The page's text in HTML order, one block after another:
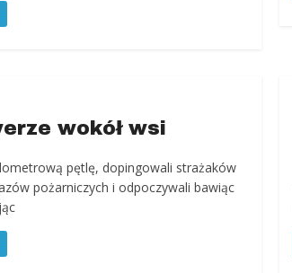
wokół wsi
pętlę, dopingowali strażaków
pożarniczych i odpoczywali bawiąc